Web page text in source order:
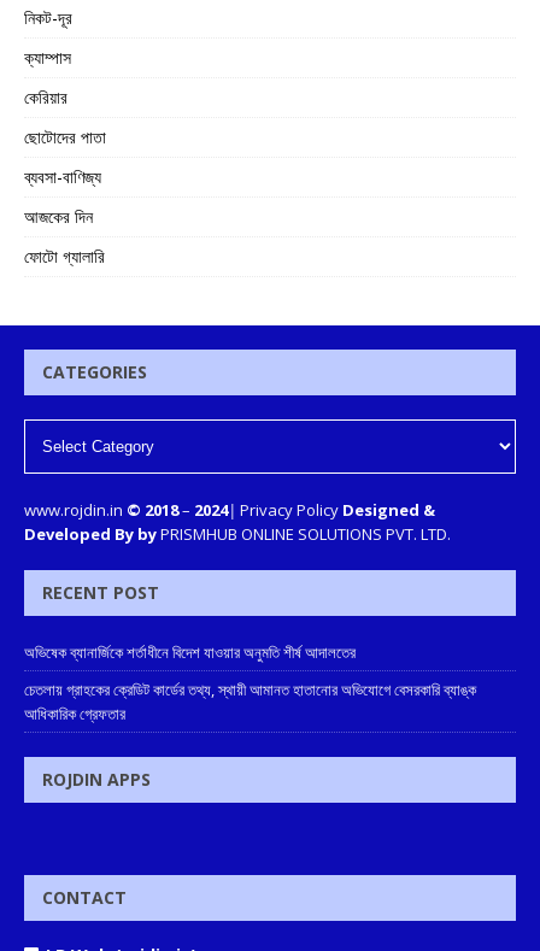
নিকট-দূর
ক্যাম্পাস
কেরিয়ার
ছোটোদের পাতা
ব্যবসা-বাণিজ্য
আজকের দিন
ফোটো গ্যালারি
CATEGORIES
www.rojdin.in © 2018– 2024| Privacy Policy Designed &
Developed By byPRISMHUB ONLINE SOLUTIONS PVT. LTD.
RECENT POST
অভিষেক ব্যানার্জিকে শর্তাধীনে বিদেশ যাওয়ার অনুমতি শীর্ষ আদালতের
চেতলায় গ্রাহকের ক্রেডিট কার্ডের তথ্য, স্থায়ী আমানত হাতানোর অভিযোগে বেসরকারি ব্যাঙ্ক
আধিকারিক গ্রেফতার
ROJDIN APPS
CONTACT